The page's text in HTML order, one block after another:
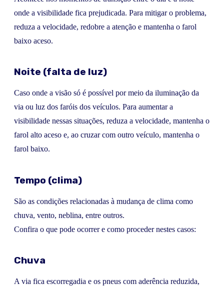
onde a visibilidade fica prejudicada. Para mitigar o problema,
reduza a velocidade, redobre a atenção e mantenha o farol
baixo aceso.
Noite (falta de luz)
Caso onde a visão só é possível por meio da iluminação da
via ou luz dos faróis dos veículos. Para aumentar a
visibilidade nessas situações, reduza a velocidade, mantenha o
farol alto aceso e, ao cruzar com outro veículo, mantenha o
farol baixo.
Tempo (clima)
São as condições relacionadas à mudança de clima como
chuva, vento, neblina, entre outros.
Confira o que pode ocorrer e como proceder nestes casos:
Chuva
A via fica escorregadia e os pneus com aderência reduzida,